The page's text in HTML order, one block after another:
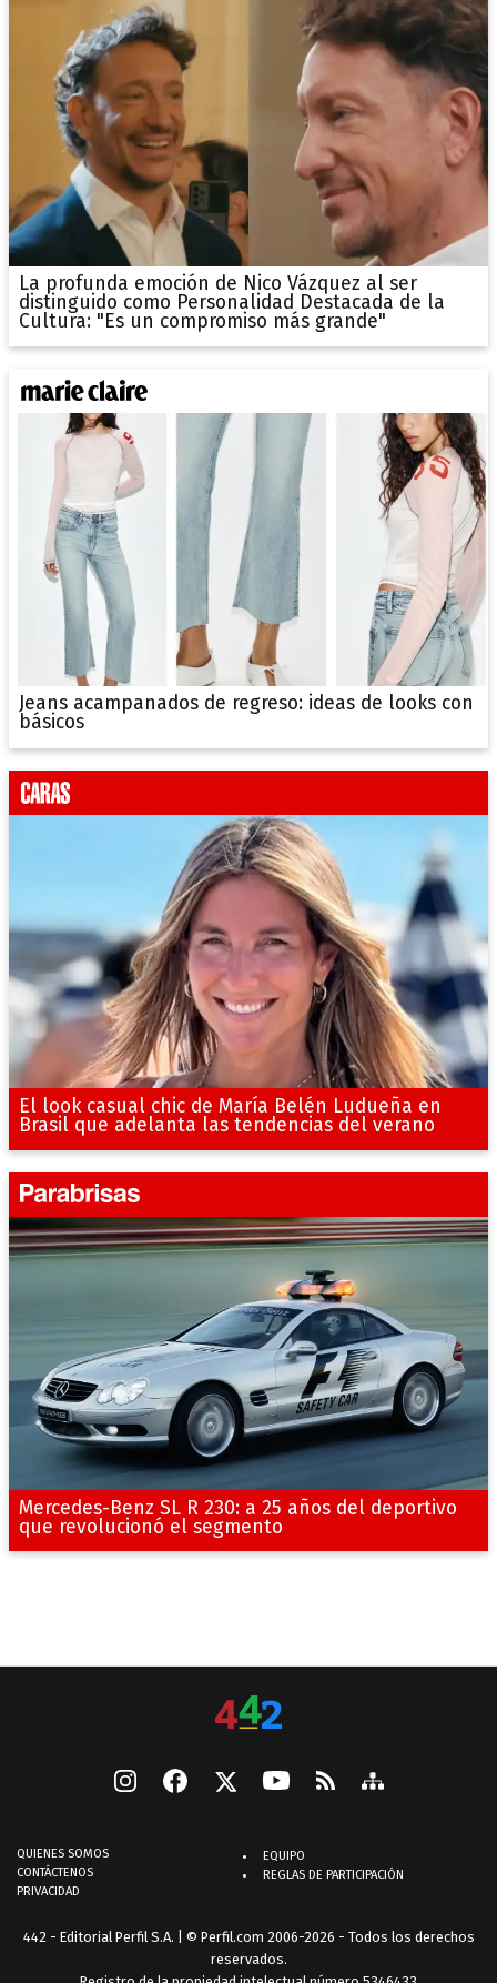
La profunda emoción de Nico Vázquez al ser
distinguido como Personalidad Destacada de la
Cultura: "Es un compromiso más grande"
Jeans acampanados de regreso: ideas de looks con
básicos
El look casual chic de María Belén Ludueña en
Brasil que adelanta las tendencias del verano
Mercedes-Benz SL R 230: a 25 años del deportivo
que revolucionó el segmento
QUIENES SOMOS
CONTÁCTENOS
PRIVACIDAD
EQUIPO
REGLAS DE PARTICIPACIÓN
442 - Editorial Perfil S.A. | © Perfil.com 2006-2026 - Todos los derechos
reservados.